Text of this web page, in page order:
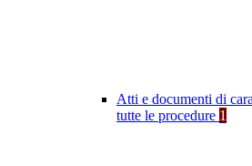
Atti e documenti di
tutte le procedure 1